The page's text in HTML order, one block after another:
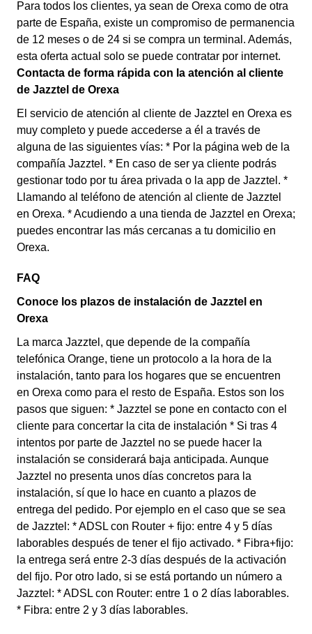
Para todos los clientes, ya sean de Orexa como de otra
parte de España, existe un compromiso de permanencia
de 12 meses o de 24 si se compra un terminal. Además,
esta oferta actual solo se puede contratar por internet.
Contacta de forma rápida con la atención al cliente
de Jazztel de Orexa
El servicio de atención al cliente de Jazztel en Orexa es
muy completo y puede accederse a él a través de
alguna de las siguientes vías: * Por la página web de la
compañía Jazztel. * En caso de ser ya cliente podrás
gestionar todo por tu área privada o la app de Jazztel. *
Llamando al teléfono de atención al cliente de Jazztel
en Orexa. * Acudiendo a una tienda de Jazztel en Orexa;
puedes encontrar las más cercanas a tu domicilio en
Orexa.
FAQ
Conoce los plazos de instalación de Jazztel en
Orexa
La marca Jazztel, que depende de la compañía
telefónica Orange, tiene un protocolo a la hora de la
instalación, tanto para los hogares que se encuentren
en Orexa como para el resto de España. Estos son los
pasos que siguen: * Jazztel se pone en contacto con el
cliente para concertar la cita de instalación * Si tras 4
intentos por parte de Jazztel no se puede hacer la
instalación se considerará baja anticipada. Aunque
Jazztel no presenta unos días concretos para la
instalación, sí que lo hace en cuanto a plazos de
entrega del pedido. Por ejemplo en el caso que se sea
de Jazztel: * ADSL con Router + fijo: entre 4 y 5 días
laborables después de tener el fijo activado. * Fibra+fijo:
la entrega será entre 2-3 días después de la activación
del fijo. Por otro lado, si se está portando un número a
Jazztel: * ADSL con Router: entre 1 o 2 días laborables.
* Fibra: entre 2 y 3 días laborables.